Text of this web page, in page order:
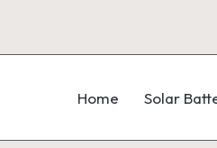
Home Solar